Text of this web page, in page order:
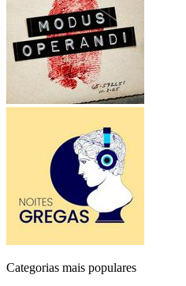
Categorias mais populares